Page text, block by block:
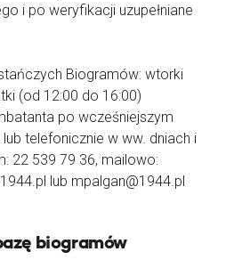
i po weryfikacji uzupełniane
Biogramów: wtorki
(od 12:00 do 16:00)
po wcześniejszym
telefonicznie w ww. dniach i
22 539 79 36, mailowo:
lub mpalgan@1944.pl
biogramów